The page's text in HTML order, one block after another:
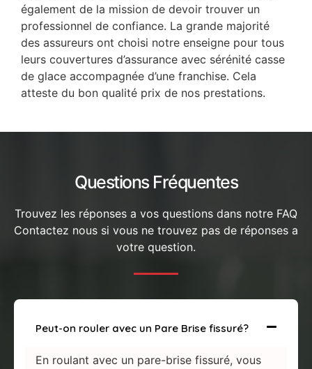
également de la mission de devoir trouver un
professionnel de confiance. La grande majorité
des assureurs ont choisi notre enseigne pour tous
leurs couvertures d’assurance avec sérénité casse
de glace accompagnée d’une franchise. Cela
atteste du bon qualité prix de nos prestations.
Questions Fréquentes
Trouvez les réponses a vos questions dans notre FAQ
Contactez nous si vous ne trouvez pas de réponses a
votre question.
Peut-on rouler avec un Pare Brise fissuré?
En roulant avec un pare-brise fissuré, vous